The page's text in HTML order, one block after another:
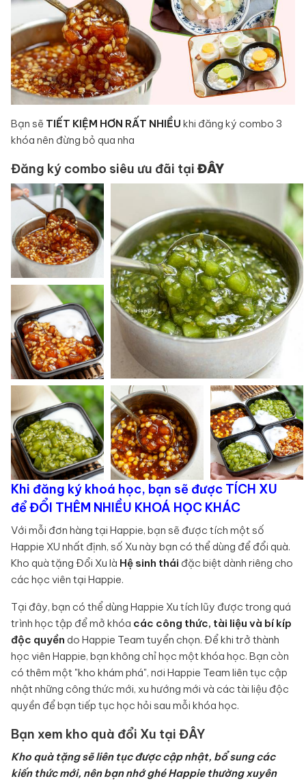
Bạn sẽ TIẾT KIỆM HƠN RẤT NHIỀU khi đăng ký combo 3
khóa nên đừng bỏ qua nha
Đăng ký combo siêu ưu đãi tại ĐÂY
Khi đăng ký khoá học, bạn sẽ được TÍCH XU
để ĐỔI THÊM NHIỀU KHOÁ HỌC KHÁC
Với mỗi đơn hàng tại Happie, bạn sẽ được tích một số
Happie XU nhất định, số Xu này bạn có thể dùng để đổi quà.
Kho quà tặng Đổi Xu là Hệ sinh thái đặc biệt dành riêng cho
các học viên tại Happie.
Tại đây, bạn có thể dùng Happie Xu tích lũy được trong quá
trình học tập để mở khóa các công thức, tài liệu và bí kíp
độc quyền do Happie Team tuyển chọn. Để khi trở thành
học viên Happie, bạn không chỉ học một khóa học. Bạn còn
có thêm một "kho khám phá", nơi Happie Team liên tục cập
nhật những công thức mới, xu hướng mới và các tài liệu độc
quyền để bạn tiếp tục học hỏi sau mỗi khóa học.
Bạn xem kho quà đổi Xu tại ĐÂY
Kho quà tặng sẽ liên tục được cập nhật, bổ sung các
kiến thức mới, nên bạn nhớ ghé Happie thường xuyên